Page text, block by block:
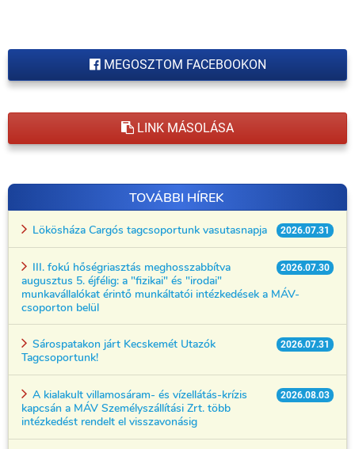
MEGOSZTOM FACEBOOKON
LINK MÁSOLÁSA
TOVÁBBI HÍREK
2026.07.31
Lökösháza Cargós tagcsoportunk vasutasnapja
2026.07.30
III. fokú hőségriasztás meghosszabbítva
augusztus 5. éjfélig: a "fizikai" és "irodai"
munkavállalókat érintő munkáltatói intézkedések a MÁV-
csoporton belül
2026.07.31
Sárospatakon járt Kecskemét Utazók
Tagcsoportunk!
2026.08.03
A kialakult villamosáram- és vízellátás-krízis
kapcsán a MÁV Személyszállítási Zrt. több
intézkedést rendelt el visszavonásig